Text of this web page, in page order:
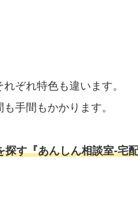
ぞれ特色も違います。
手間もかかります。
す『あんしん相談室‐宅